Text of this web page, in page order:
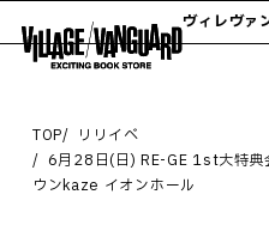
ヴィレヴァンSNS
TOP
リリイベ
6月28日(日) RE-GE 1st大特典
ウンkaze イオンホール